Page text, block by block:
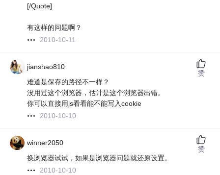
[/Quote]
有这样的问题啊？
2010-10-11
jianshao810
难道是保存的路径不一样？
没用过这个浏览器，估计是这个浏览器出错。
你可以直接用js看看能不能写入cookie
2010-10-10
赞
winner2050
换浏览器试试，如果是浏览器问题就还原设置。
2010-10-10
赞